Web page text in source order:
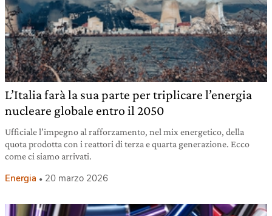
L’Italia farà la sua parte per triplicare l’energia
nucleare globale entro il 2050
Ufficiale l’impegno al rafforzamento, nel mix energetico, della
quota prodotta con i reattori di terza e quarta generazione. Ecco
come ci siamo arrivati.
Energia 20 marzo 2026